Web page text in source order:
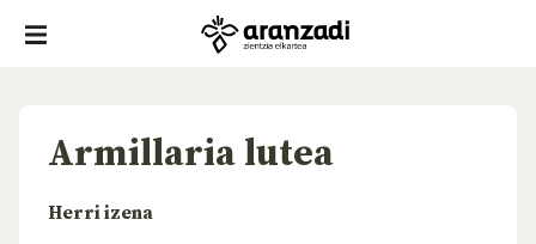
Armillaria lutea
Herri izena